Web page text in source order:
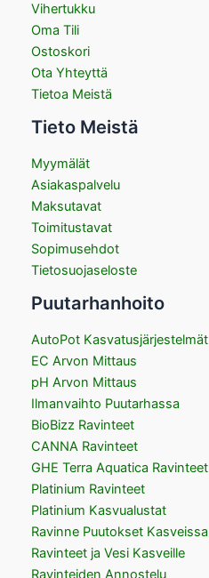
Vihertukku
Oma Tili
Ostoskori
Ota Yhteyttä
Tietoa Meistä
Tieto Meistä
Myymälät
Asiakaspalvelu
Maksutavat
Toimitustavat
Sopimusehdot
Tietosuojaseloste
Puutarhanhoito
AutoPot Kasvatusjärjestelmät
EC Arvon Mittaus
pH Arvon Mittaus
Ilmanvaihto Puutarhassa
BioBizz Ravinteet
CANNA Ravinteet
GHE Terra Aquatica Ravinteet
Platinium Ravinteet
Platinium Kasvualustat
Ravinne Puutokset Kasveissa
Ravinteet ja Vesi Kasveille
Ravinteiden Annostelu